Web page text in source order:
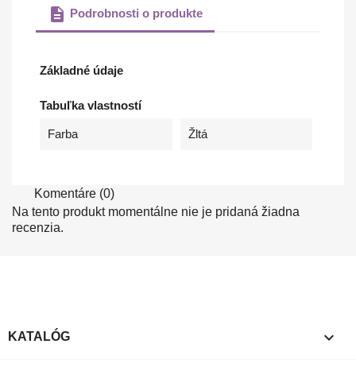
description Podrobnosti o produkte
Základné údaje
Tabuľka vlastností
Farba Žltá
Komentáre (0)
Na tento produkt momentálne nie je pridaná žiadna
recenzia.
KATALÓG 